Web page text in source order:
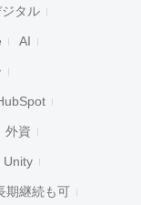
タル
AI
外資
Unity
期継続も可